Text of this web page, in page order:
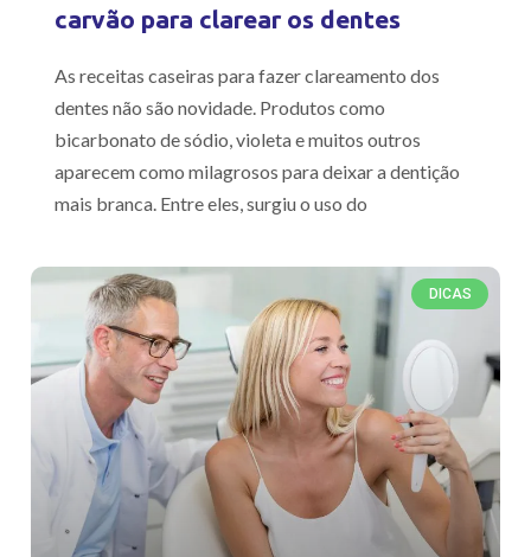
carvão para clarear os dentes
As receitas caseiras para fazer clareamento dos
dentes não são novidade. Produtos como
bicarbonato de sódio, violeta e muitos outros
aparecem como milagrosos para deixar a dentição
mais branca. Entre eles, surgiu o uso do
DICAS